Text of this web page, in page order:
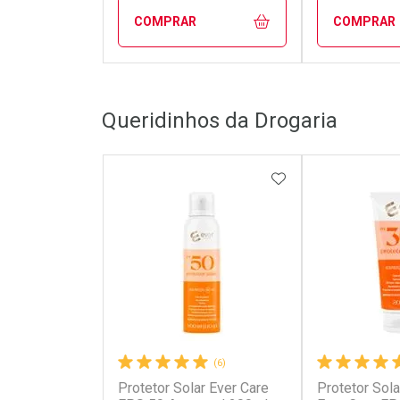
COMPRAR
Laboratório
Ativar Desconto
Por Menos
COMPRAR
Ativar
Por
Queridinhos da Drogaria
(6)
Protetor Solar Ever Care
ADICIONAR AOS
Protetor